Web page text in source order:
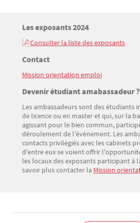
Bloc(s) libre(s)
Titre
Les exposants 2024
Texte
Consulter la liste des exposants
Titre
Contact
Texte
Mission orientation emploi
Titre
Devenir étudiant amabassadeur ?
Texte
Les ambassadeurs sont des étudiants
de licence ou en master et qui, sur la
agissant pour le bien commun,
déroulement de l'événement. Les
contacts privilégiés avec les cabinets
d'entre eux se voient offrir
les locaux des exposants participant à
savoir plus contacter la Mission